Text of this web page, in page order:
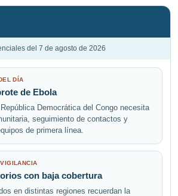
del 7 de agosto de 2026
DÍA
de Ebola
Democrática del Congo necesita
seguimiento de contactos y
de primera línea.
con baja cobertura
en distintas regiones recuerdan la